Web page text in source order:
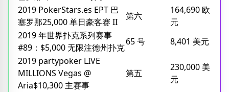
2019 PokerStars.es EPT 巴
塞罗那25,000 单日豪客赛 II
第六
164,690 欧
元
2019 年世界扑克系列赛事
#89：$5,000 无限注德州扑克
65 号
8,401 美元
2019 partypoker LIVE
MILLIONS Vegas @
Aria$10,300 主赛事
第五
230,000 美
元